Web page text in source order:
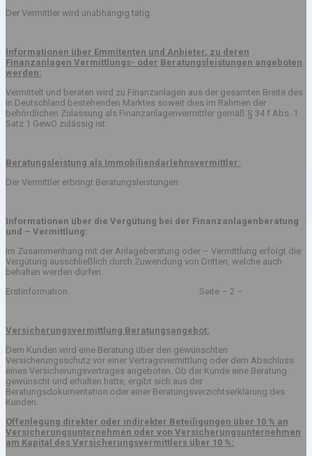
Der Vermittler wird unabhängig tätig.
Informationen über Emmitenten und Anbieter, zu deren
Finanzanlagen Vermittlungs- oder Beratungsleistungen angeboten
werden:
Vermittelt und beraten wird zu Finanzanlagen aus der gesamten Breite des
in Deutschland bestehenden Marktes soweit dies im Rahmen der
behördlichen Zulassung als Finanzanlagenvermittler gemäß § 34 f Abs. 1
Satz 1 GewO zulässig ist.
Beratungsleistung als Immobiliendarlehnsvermittler:
Der Vermittler erbringt Beratungsleistungen
Informationen über die Vergütung bei der Finanzanlagenberatung
und – Vermittlung:
Im Zusammenhang mit der Anlageberatung oder – Vermittlung erfolgt die
Vergütung ausschließlich durch Zuwendung von Dritten, welche auch
behalten werden dürfen.
Erstinformation Seite – 2 –
Versicherungsvermittlung Beratungsangebot:
Dem Kunden wird eine Beratung über den gewünschten
Versicherungsschutz vor einer Vertragsvermittlung oder dem Abschluss
eines Versicherungsvertrages angeboten. Ob der Kunde eine Beratung
gewünscht und erhalten hatte, ergibt sich aus der
Beratungsdokumentation oder einer Beratungsverzichtserklärung des
Kunden.
Offenlegung direkter oder indirekter Beteiligungen über 10 % an
Versicherungsunternehmen oder von Versicherungsunternehmen
am Kapital des Versicherungsvermittlers über 10 %: